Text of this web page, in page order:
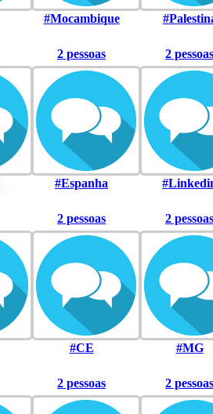
#Mocambique
2 pessoas
#Espanha
2 pessoas
2 pessoas
#CE
2 pessoas
#MG
2 pessoas 2 pessoas